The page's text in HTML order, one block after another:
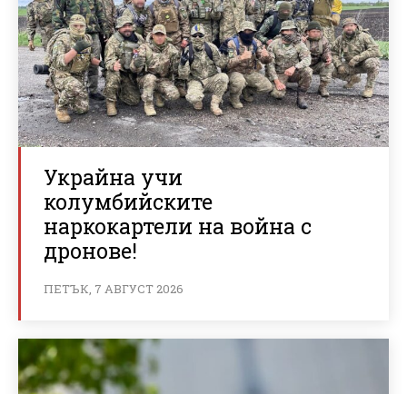
Украйна учи
колумбийските
наркокартели на война с
дронове!
ПЕТЪК, 7 АВГУСТ 2026